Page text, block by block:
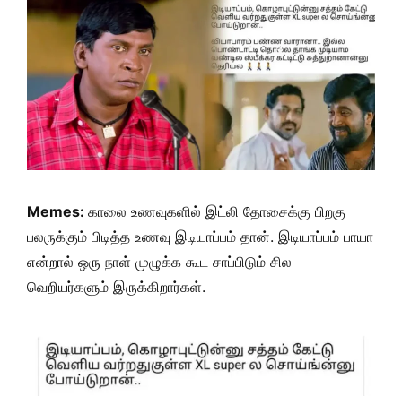
Memes: காலை உணவுகளில் இட்லி தோசைக்கு பிறகு
பலருக்கும் பிடித்த உணவு இடியாப்பம் தான். இடியாப்பம் பாயா
என்றால் ஒரு நாள் முழுக்க கூட சாப்பிடும் சில
வெறியர்களும் இருக்கிறார்கள்.